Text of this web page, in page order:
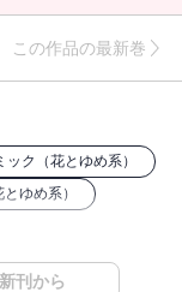
この作品の最新巻
ク（花とゆめ系）
ゆめ系）
新刊から